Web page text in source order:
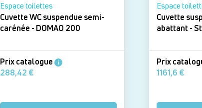
Espace toilettes
Cuvette WC suspendue semi-
carénée - DOMAO 200
Prix catalogue i
288,42 €
Espace
Cuvette
Prix
1161,6 €